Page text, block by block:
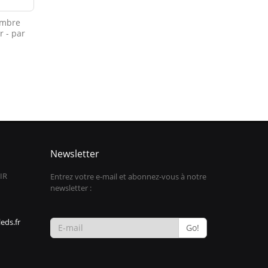
- par
Newsletter
Entrez votre e-mail et abonnez-vous à notre
newsletter :
Go!